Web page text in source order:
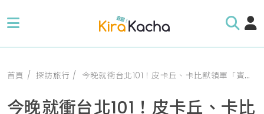
首頁 探訪旅行 今晚就衝台北101！皮卡丘、卡比獸領軍「寶可夢光雕秀」就在台北101外牆，整個晚上、4小時連播超嗨
今晚就衝台北101！皮卡丘、卡比